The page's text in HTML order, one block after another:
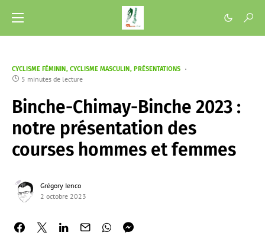
CYCLISME FÉMININ CYCLISME MASCULIN PRÉSENTATIONS
5 minutes de lecture
Binche-Chimay-Binche 2023 :
notre présentation des
courses hommes et femmes
Grégory Ienco
2 octobre 2023